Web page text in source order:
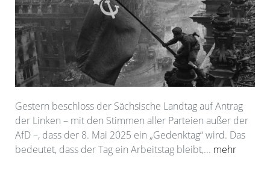
Gestern beschloss der Sächsische Landtag auf Antrag
der Linken – mit den Stimmen aller Parteien außer der
AfD –, dass der 8. Mai 2025 ein „Gedenktag“ wird. Das
bedeutet, dass der Tag ein Arbeitstag bleibt,... mehr